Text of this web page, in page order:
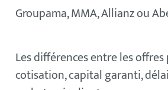
Groupama, MMA, Allianz ou
Les différences entre les
cotisation, capital garanti,